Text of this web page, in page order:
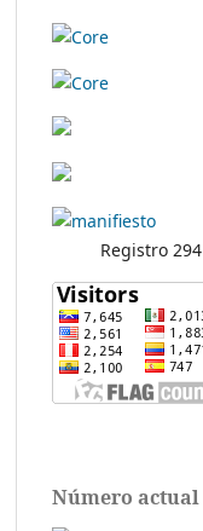
Registro 294
Número actual